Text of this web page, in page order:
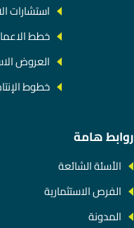
استشارات
خطط
العروض
خطوط
روابط هامة
الأسئة الشائعة
الفرص الاستثمارية
المدونة